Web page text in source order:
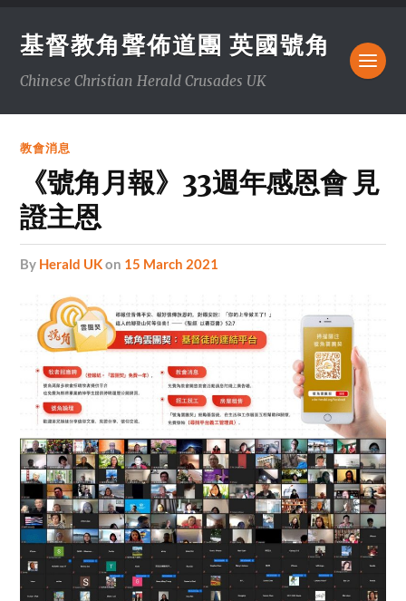
基督教角聲佈道團 英國號角
Chinese Christian Herald Crusades UK
教會消息
《號角月報》33週年感恩會 見
證主恩
by Herald UKon 15 March 2021